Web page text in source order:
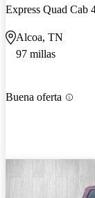
Express Quad Cab
Alcoa, TN
97 millas
Buena oferta